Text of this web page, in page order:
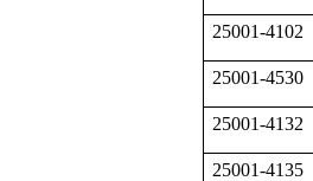
25001-4102
25001-4530
25001-4132
25001-4135